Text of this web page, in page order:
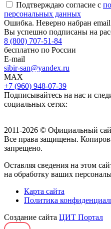
Подтверждаю согласие с
персональных данных
Ошибка. Неверно набран email
Вы успешно подписаны на
8 (800) 707-51-84
бесплатно по России
E-mail
sibir-san@yandex.ru
MAX
+7 (960) 948-07-39
Подписывайтесь на нас и
социальных сетях:
2011-2026 © Официальный
Все права защищены.
запрещено.
Оставляя сведения на этом
на обработку ваших
Карта сайта
Политика
Создание сайта ЦИТ Портал